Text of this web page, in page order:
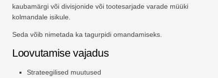
kaubamärgi või divisjonide või tootesarjade varade müüki
kolmandale isikule.
Seda võib nimetada ka tagurpidi omandamiseks.
Loovutamise vajadus
Strateegilised muutused